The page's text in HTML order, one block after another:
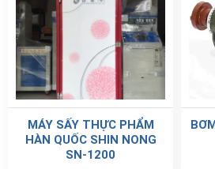
MÁY SẤY THỰC PHẨM
HÀN QUỐC SHIN NONG
SN-1200